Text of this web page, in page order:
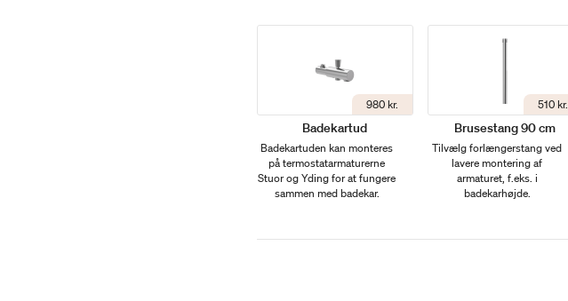
980 kr.
Badekartud
Badekartuden kan monteres
på termostatarmaturerne
Stuor og Yding for at fungere
sammen med badekar.
510 kr.
Brusestang 90 cm
Tilvælg forlængerstang ved
lavere montering af
armaturet, f.eks. i
badekarhøjde.